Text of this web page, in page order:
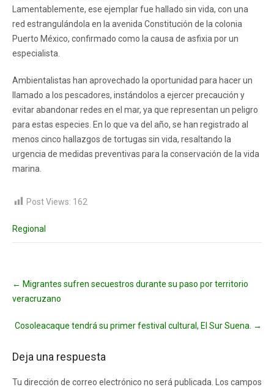
Lamentablemente, ese ejemplar fue hallado sin vida, con una
red estrangulándola en la avenida Constitución de la colonia
Puerto México, confirmado como la causa de asfixia por un
especialista.
Ambientalistas han aprovechado la oportunidad para hacer un
llamado a los pescadores, instándolos a ejercer precaución y
evitar abandonar redes en el mar, ya que representan un peligro
para estas especies. En lo que va del año, se han registrado al
menos cinco hallazgos de tortugas sin vida, resaltando la
urgencia de medidas preventivas para la conservación de la vida
marina.
Post Views: 162
Regional
navigation
← Migrantes sufren secuestros durante su paso por territorio
veracruzano
Cosoleacaque tendrá su primer festival cultural, El Sur Suena. →
Deja una respuesta
Tu dirección de correo electrónico no será publicada.
Los campos